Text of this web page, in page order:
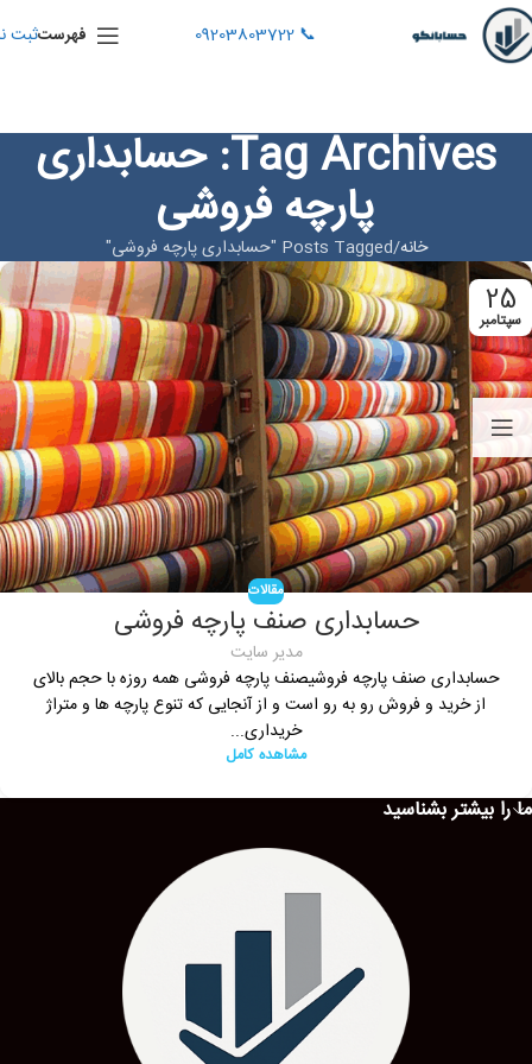
📞 09203803722 فهرستثبت
Tag Archives: حسابداری
پارچه ‌فروشی
خانه Posts Tagged "حسابداری پارچه ‌فروشی"
25
سپتامبر
مقالات
حسابداری صنف پارچه ‌فروشی
مدیر سایت
حسابداری صنف پارچه ‌فروشیصنف پارچه فروشی همه روزه با حجم بالای
از خرید و فروش رو به رو است و از آنجایی که تنوع پارچه ها و متراژ
خریداری...
مشاهده کامل
ما را بیشتر بشناسید